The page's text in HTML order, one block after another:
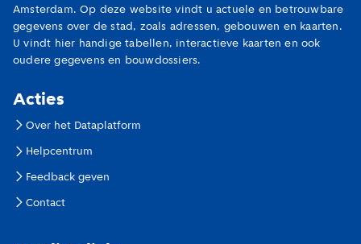
Amsterdam. Op deze website vindt u actuele en betrouwbare
gegevens over de stad, zoals adressen, gebouwen en kaarten.
U vindt hier handige tabellen, interactieve kaarten en ook
oudere gegevens en bouwdossiers.
Acties
Over het Dataplatform
Helpcentrum
Feedback geven
Contact